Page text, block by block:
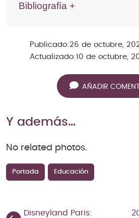
Bibliografía +
Publicado:26 de octubre,
Actualizado:10 de octubre,
AÑADIR
Y además…
No related photos.
Portada Educación
Disneyland Paris: